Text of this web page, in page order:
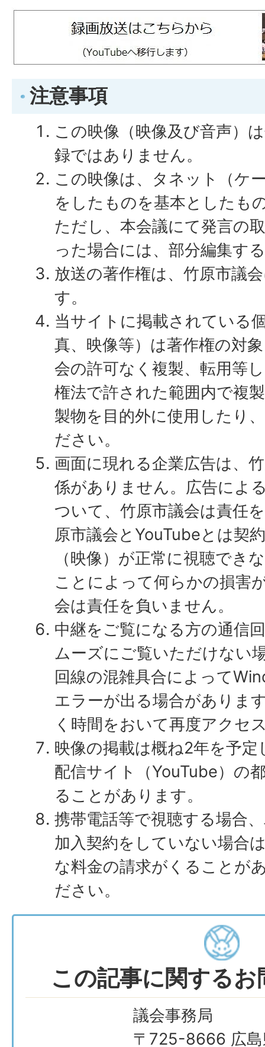
注意事項
この映像（映像及び音声）
録ではありません。
この映像は、タネット（ケ
をしたものを基本としたも
ただし、本会議にて発言の
った場合には、部分編集す
放送の著作権は、竹原市議
す。
当サイトに掲載されている
真、映像等）は著作権の対
会の許可なく複製、転用等
権法で許された範囲内で複
製物を目的外に使用したり
ださい。
画面に現れる企業広告は、
係がありません。広告によ
ついて、竹原市議会は責任
原市議会とYouTubeとは契
（映像）が正常に視聴でき
ことによって何らかの損害
会は責任を負いません。
中継をご覧になる方の通信
ムーズにご覧いただけない
回線の混雑具合によって
エラーが出る場合がありま
く時間をおいて再度アクセ
映像の掲載は概ね2年を予
配信サイト（YouTube）の
ることがあります。
携帯電話等で視聴する場合
加入契約をしていない場合
な料金の請求がくることが
ださい。
この記事に関する
議会事務局
〒725-8666 広島